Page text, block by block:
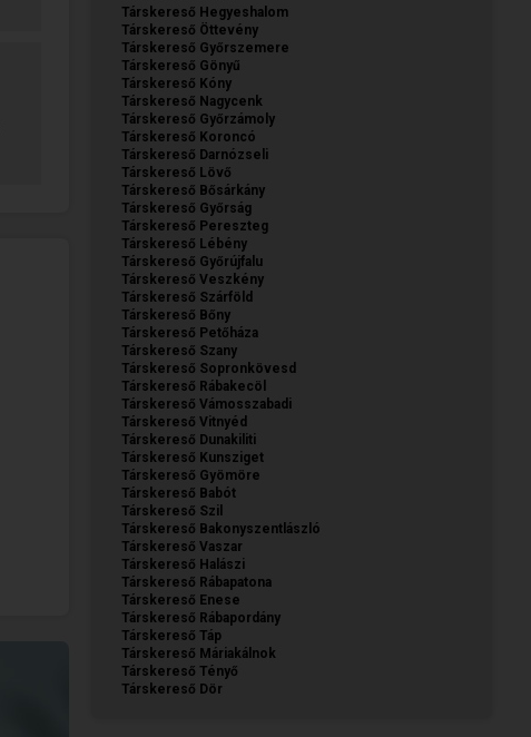
Társkereső Hegyeshalom
Társkereső Öttevény
Társkereső Győrszemere
Társkereső Gönyű
Társkereső Kóny
Társkereső Nagycenk
Társkereső Győrzámoly
Társkereső Koroncó
Társkereső Darnózseli
Társkereső Lövő
Társkereső Bősárkány
Társkereső Győrság
Társkereső Pereszteg
Társkereső Lébény
Társkereső Győrújfalu
Társkereső Veszkény
Társkereső Szárföld
Társkereső Bőny
Társkereső Petőháza
Társkereső Szany
Társkereső Sopronkövesd
Társkereső Rábakecöl
Társkereső Vámosszabadi
Társkereső Vitnyéd
Társkereső Dunakiliti
Társkereső Kunsziget
Társkereső Gyömöre
Társkereső Babót
Társkereső Szil
Társkereső Bakonyszentlászló
Társkereső Vaszar
Társkereső Halászi
Társkereső Rábapatona
Társkereső Enese
Társkereső Rábapordány
Társkereső Táp
Társkereső Máriakálnok
Társkereső Tényő
Társkereső Dör